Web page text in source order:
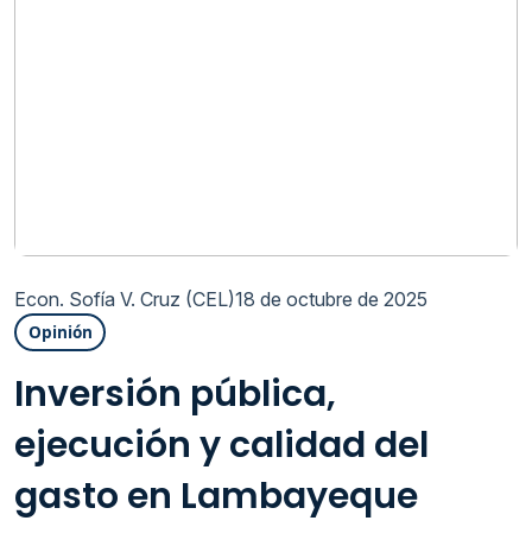
Econ. Sofía V. Cruz (CEL)18 de octubre de 2025
Opinión
Inversión pública,
ejecución y calidad del
gasto en Lambayeque